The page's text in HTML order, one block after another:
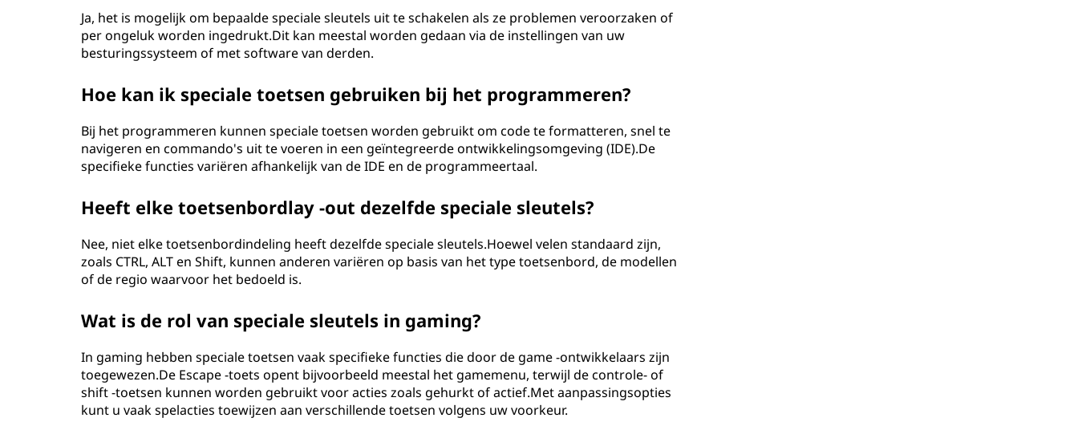
Ja, het is mogelijk om bepaalde speciale sleutels uit te schakelen als ze problemen veroorzaken of
per ongeluk worden ingedrukt.Dit kan meestal worden gedaan via de instellingen van uw
besturingssysteem of met software van derden.
Hoe kan ik speciale toetsen gebruiken bij het programmeren?
Bij het programmeren kunnen speciale toetsen worden gebruikt om code te formatteren, snel te
navigeren en commando's uit te voeren in een geïntegreerde ontwikkelingsomgeving (IDE).De
specifieke functies variëren afhankelijk van de IDE en de programmeertaal.
Heeft elke toetsenbordlay -out dezelfde speciale sleutels?
Nee, niet elke toetsenbordindeling heeft dezelfde speciale sleutels.Hoewel velen standaard zijn,
zoals CTRL, ALT en Shift, kunnen anderen variëren op basis van het type toetsenbord, de modellen
of de regio waarvoor het bedoeld is.
Wat is de rol van speciale sleutels in gaming?
In gaming hebben speciale toetsen vaak specifieke functies die door de game -ontwikkelaars zijn
toegewezen.De Escape -toets opent bijvoorbeeld meestal het gamemenu, terwijl de controle- of
shift -toetsen kunnen worden gebruikt voor acties zoals gehurkt of actief.Met aanpassingsopties
kunt u vaak spelacties toewijzen aan verschillende toetsen volgens uw voorkeur.